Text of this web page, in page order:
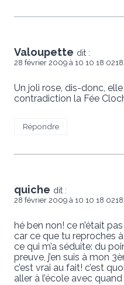
Valoupette dit :
28 février 2009 à 10 10 18
Un joli rose, dis-donc, elle
contradiction la Fée
Répondre
quiche dit :
28 février 2009 à 10 10 18
hé ben non! ce n’était
car ce que tu reproches
ce qui m’a séduite: du
preuve, j’en suis à mon
c’est vrai au fait! c’est
aller à l’école avec